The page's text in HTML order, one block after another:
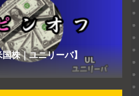
株｜ユニリーバ】